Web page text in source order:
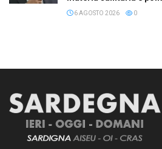
6 AGOSTO 2026 0